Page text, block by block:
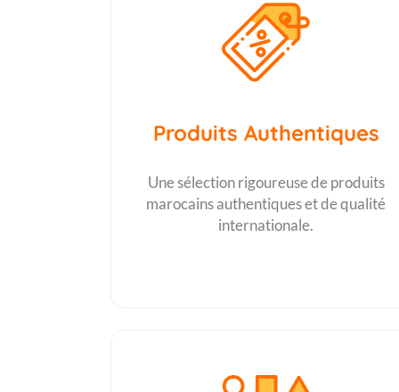
Produits Authentiques
Une sélection rigoureuse de produits
marocains authentiques et de qualité
internationale.